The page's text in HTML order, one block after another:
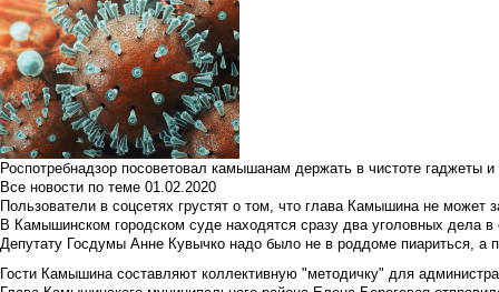
Роспотребнадзор посоветовал камышанам держать в чистоте гаджеты
Все новости по теме 01.02.2020
Пользователи в соцсетях грустят о том, что глава Камышина не может
В Камышинском городском суде находятся сразу два уголовных дела
Депутату Госдумы Анне Кувычко надо было не в роддоме пиариться, а
Гости Камышина составляют коллективную "методичку" для